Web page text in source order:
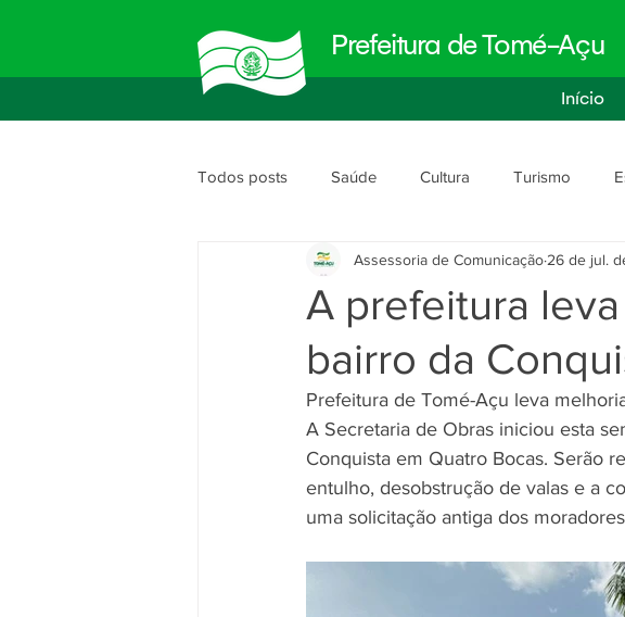
Prefeitura de Tomé-Açu
Início
Todos posts Saúde Cultura Turismo
Meio Ambiente Obras e Urbanismo
Planejamento e Gestão segurança
A prefeitura
bairro da
Assessoria de Comunicação 26 de jul.
Prefeitura de Tomé-Açu leva
A Secretaria de Obras iniciou esta
Conquista em Quatro Bocas. Serão
entulho, desobstrução de valas e a
uma solicitação antiga dos